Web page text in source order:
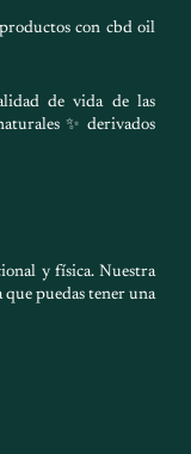
con cbd oil
de vida de las
✨ derivados
y física. Nuestra
puedas tener una